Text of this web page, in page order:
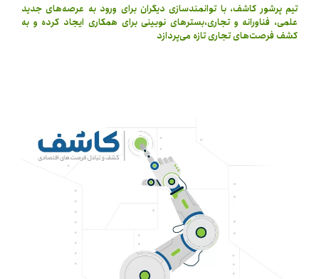
تیم پرشور کاشف، با توانمندسازی دیگران برای ورود به عرصه‌های جدید
علمی، فناورانه و تجاری،بسترهای نوبینی برای همکاری ایجاد کرده و به
کشف فرصت‌های تجاری تازه‌ می‌پردازد